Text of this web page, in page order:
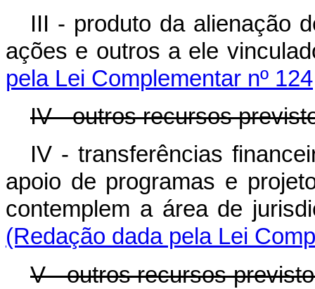
III - produto da alienação
ações e outros a
pela Lei Complementar nº
IV - outros recursos
IV - transferências
apoio de programas e
contemplem a área de
(Redação dada pela Lei
V - outros recursos